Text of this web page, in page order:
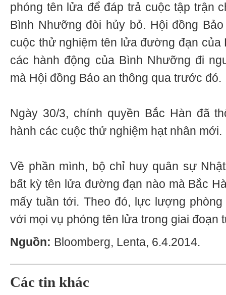
phóng tên lửa để đáp trả cuộc tập trận
Bình Nhưỡng đòi hủy bỏ. Hội đồng
cuộc thử nghiệm tên lửa đường đạn của
các hành động của Bình Nhưỡng đi
mà Hội đồng Bảo an thông qua trước đó.
Ngày 30/3, chính quyền Bắc Hàn đã
hành các cuộc thử nghiệm hạt nhân mới.
Về phần mình, bộ chỉ huy quân sự
bất kỳ tên lửa đường đạn nào mà Bắc
mấy tuần tới. Theo đó, lực lượng
với mọi vụ phóng tên lửa trong giai đoạn
Nguồn: Bloomberg, Lenta, 6.4.2014.
Các tin khác